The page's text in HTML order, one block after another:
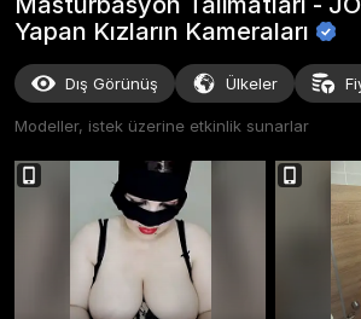
Yapan Kızların Kameraları
Dış Görünüş Ülkeler
Modeller, istek üzerine etkinlik sunarlar